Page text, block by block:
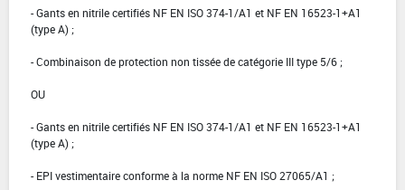
- Gants en nitrile certifiés NF EN ISO 374-1/A1 et NF EN 16523-1+A1
(type A) ;
- Combinaison de protection non tissée de catégorie III type 5/6 ;
OU
- Gants en nitrile certifiés NF EN ISO 374-1/A1 et NF EN 16523-1+A1
(type A) ;
- EPI vestimentaire conforme à la norme NF EN ISO 27065/A1 ;